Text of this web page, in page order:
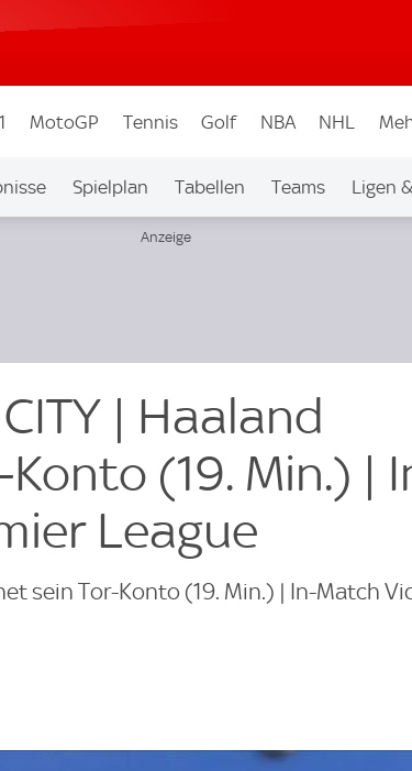
MotoGP Tennis Golf NBA NHL
Spielplan Tabellen Teams Ligen
| Haaland
(19. Min.) |
League
sein Tor-Konto (19. Min.) | In-Match